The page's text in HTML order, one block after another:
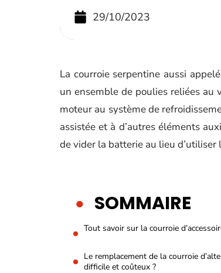
29/10/2023
La courroie serpentine aussi
un ensemble de poulies reliées au
moteur au système de
assistée et à d’autres éléments
de vider la batterie au lieu d’utiliser
SOMMAIRE
Tout savoir sur la courroie
Le remplacement de la courroie
difficile et coûteux ?